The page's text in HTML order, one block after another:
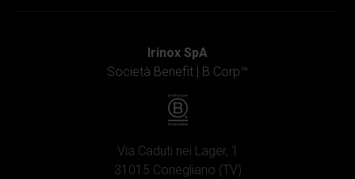
Irinox SpA
Società Benefit | B Corp™
Via Caduti nei Lager, 1
31015 Conegliano (TV)